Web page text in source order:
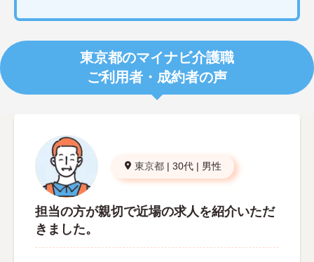
東京都のマイナビ介護職
ご利用者・成約者の声
東京都 | 30代 | 男性
担当の方が親切で近場の求人を紹介いただ
きました。